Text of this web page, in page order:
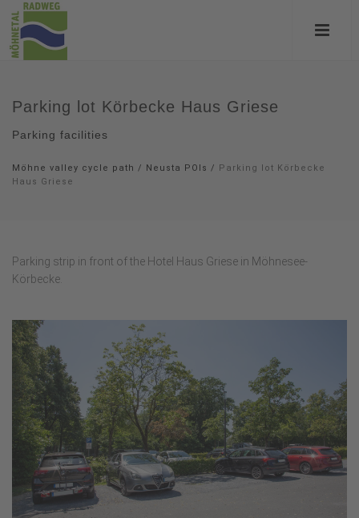
Parking lot Körbecke Haus Griese
Parking facilities
Möhne valley cycle path / Neusta POIs / Parking lot Körbecke
Haus Griese
Parking strip in front of the Hotel Haus Griese in Möhnesee-
Körbecke.